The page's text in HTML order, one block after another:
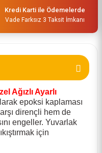
Kredi Karti ile Ödemelerde
Vade Farksız 3 Taksit İmkanı
Ağızlı Ayarlı
epoksi kaplaması
dirençli hem de
engeller. Yuvarlak
için